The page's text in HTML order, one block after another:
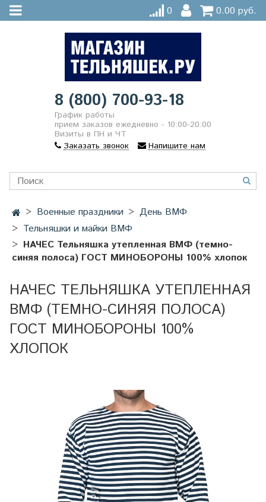
0 0.00 руб.
8 (800) 700-93-18
График работы
прием заказов ежедневно - 10:00-20:00
Визиты в ПН и ЧТ
Заказать звонок
Напишите нам
Военные праздники
День ВМФ
Тельняшки и майки ВМФ
НАЧЕС Тельняшка утепленная ВМФ (темно-
синяя полоса) ГОСТ МИНОБОРОНЫ 100% хлопок
НАЧЕС ТЕЛЬНЯШКА УТЕПЛЕННАЯ
ВМФ (ТЕМНО-СИНЯЯ ПОЛОСА)
ГОСТ МИНОБОРОНЫ 100%
ХЛОПОК